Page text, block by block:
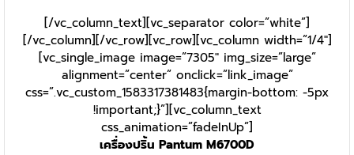
[/vc_column_text][vc_separator color=”white”]
[/vc_column][/vc_row][vc_row][vc_column width=”1/4″]
[vc_single_image image=”7305″ img_size=”large”
alignment=”center” onclick=”link_image”
css=”.vc_custom_1583317381483{margin-bottom: -5px
!important;}”][vc_column_text
css_animation=”fadeInUp”]
เครื่องปริ้น Pantum M6700D